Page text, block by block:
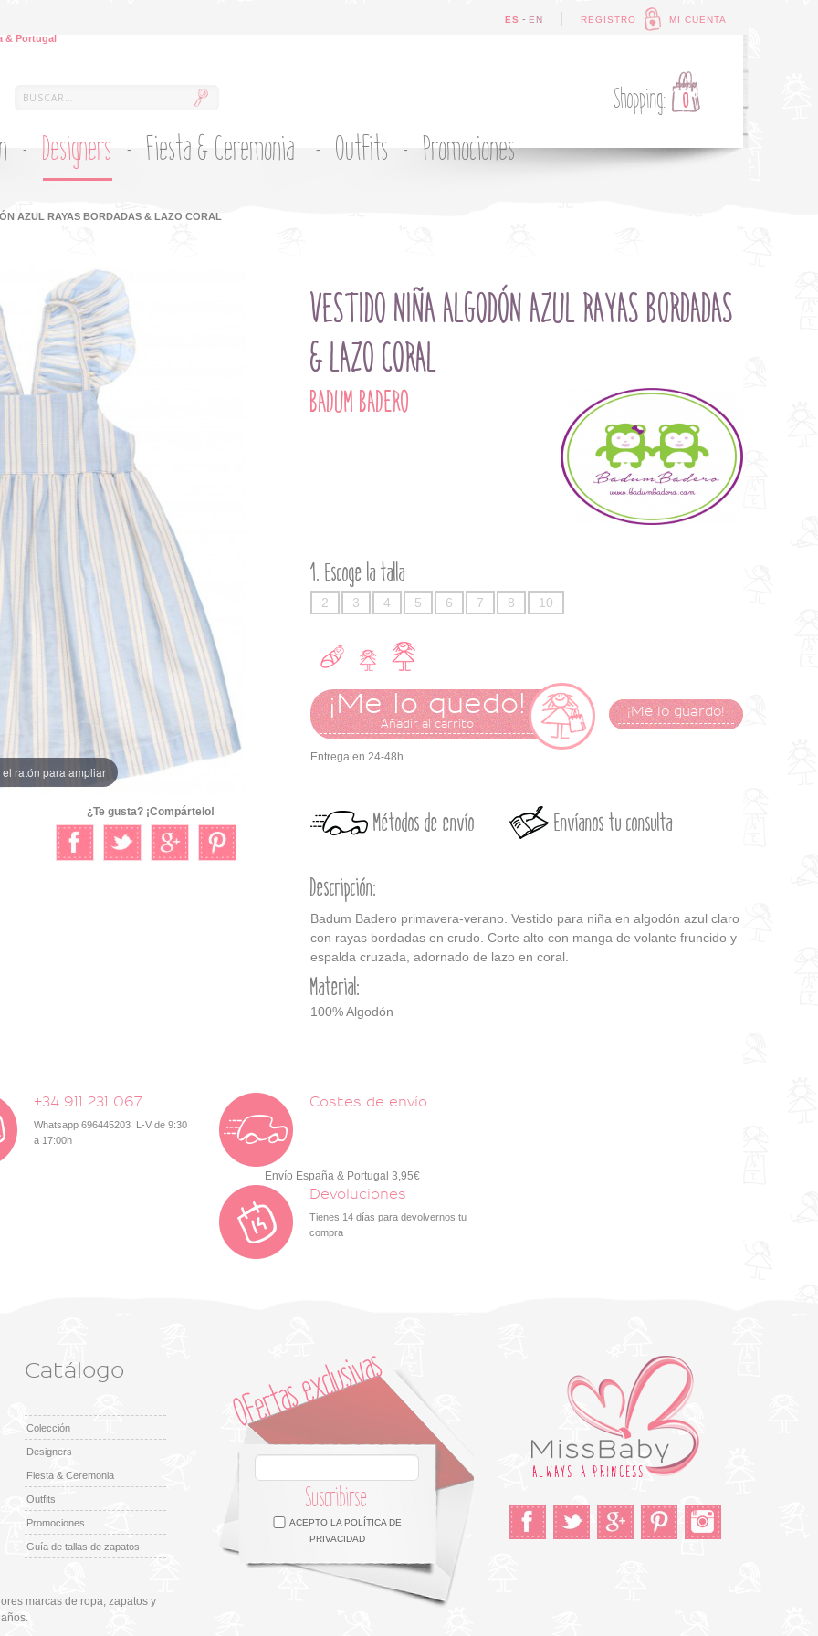
& Portugal
REGISTRO MI CUENTA
ES - EN
Shopping: 0
Designers Fiesta & Ceremonia Outfits Promociones
AZUL RAYAS BORDADAS & LAZO CORAL
el ratón para ampliar
¿Te gusta? ¡Compártelo!
VESTIDO NIÑA ALGODÓN AZUL RAYAS BORDADAS
& LAZO CORAL
BADUM BADERO
Escoge la talla
2 3 4 5 6 7 8 10
¡Me lo quedo!
Añadir al carrito
¡Me lo guardo!
Entrega en 24-48h
Métodos de envío Envíanos tu consulta
Descripción:
Badum Badero primavera-verano. Vestido para niña en algodón azul claro
con rayas bordadas en crudo. Corte alto con manga de volante fruncido y
espalda cruzada, adornado de lazo en coral.
Material:
100% Algodón
+34 911 231 067
Whatsapp 696445203 L-V de 9:30
a 17:00h
Costes de envío
Envío España & Portugal 3,95€
Devoluciones
Tienes 14 días para devolvernos tu
compra
Catálogo
Colección
Designers
Fiesta & Ceremonia
Outfits
Promociones
Guía de tallas de zapatos
marcas de ropa, zapatos y
Suscribirse
ACEPTO LAPOLÍTICA DE
PRIVACIDAD
Facebook Twitter Google +